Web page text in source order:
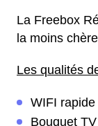
La Freebox
la moins
Les qualités
WIFI rapide
Bouquet